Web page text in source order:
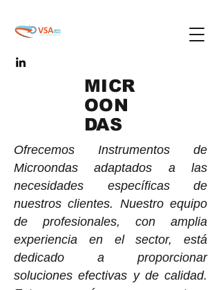
MICR
OON
DAS
Ofrecemos Instrumentos de
Microondas adaptados a las
necesidades específicas de
nuestros clientes. Nuestro equipo
de profesionales, con amplia
experiencia en el sector, está
dedicado a proporcionar
soluciones efectivas y de calidad.